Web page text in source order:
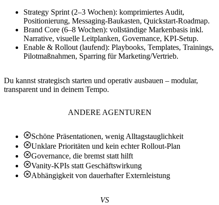
Strategy Sprint (2–3 Wochen): komprimiertes Audit,
Positionierung, Messaging-Baukasten, Quickstart-Roadmap.
Brand Core (6–8 Wochen): vollständige Markenbasis inkl.
Narrative, visuelle Leitplanken, Governance, KPI-Setup.
Enable & Rollout (laufend): Playbooks, Templates, Trainings,
Pilotmaßnahmen, Sparring für Marketing/Vertrieb.
Du kannst strategisch starten und operativ ausbauen – modular,
transparent und in deinem Tempo.
ANDERE AGENTUREN
Schöne Präsentationen, wenig Alltagstauglichkeit
Unklare Prioritäten und kein echter Rollout-Plan
Governance, die bremst statt hilft
Vanity-KPIs statt Geschäftswirkung
Abhängigkeit von dauerhafter Externleistung
VS